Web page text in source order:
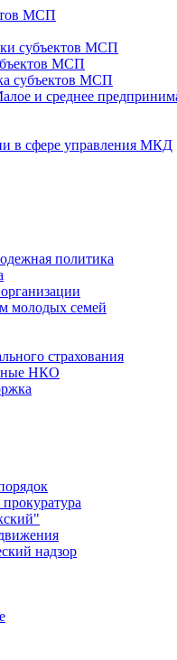
МСП
субъектов МСП
МСП
субъектов МСП
и среднее
в сфере управления МКД
политика
молодых семей
страхования
НКО
надзор